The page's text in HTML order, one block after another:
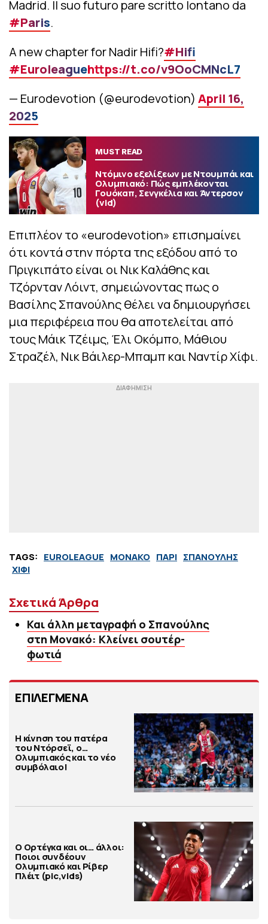
Madrid. Il suo futuro pare scritto lontano da
#Paris.
A new chapter for Nadir Hifi?#Hifi
#Euroleaguehttps://t.co/v9OoCMNcL7
— Eurodevotion (@eurodevotion) April 16,
2025
MUST READ
Ντόμινο εξελίξεων με Ντουμπάι και
Ολυμπιακό: Πώς εμπλέκονται
Γουόκαπ, Σενγκέλια και Άντερσον
(vid)
Επιπλέον το «eurodevotion» επισημαίνει
ότι κοντά στην πόρτα της εξόδου από το
Πριγκιπάτο είναι οι Νικ Καλάθης και
Τζόρνταν Λόιντ, σημειώνοντας πως ο
Βασίλης Σπανούλης θέλει να δημιουργήσει
μια περιφέρεια που θα αποτελείται από
τους Μάικ Τζέιμς, Έλι Οκόμπο, Μάθιου
Στραζέλ, Νικ Βάιλερ-Μπαμπ και Ναντίρ Χίφι.
TAGS: EUROLEAGUE ΜΟΝΑΚΟ ΠΑΡΙ ΣΠΑΝΟΥΛΗΣ
ΧΙΦΙ
Σχετικά Άρθρα
Και άλλη μεταγραφή ο Σπανούλης
στη Μονακό: Κλείνει σουτέρ-
φωτιά
ΕΠΙΛΕΓΜΕΝΑ
Η κίνηση του πατέρα
του Ντόρσεϊ, ο…
Ολυμπιακός και το νέο
συμβόλαιο!
Ο Ορτέγκα και οι… άλλοι:
Ποιοι συνδέουν
Ολυμπιακό και Ρίβερ
Πλέιτ (pic,vids)